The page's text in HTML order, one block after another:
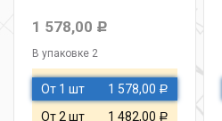
1 578,00 Р
В упаковке 2
От 1 шт 1 578,00 Р
От 2 шт 1 482,00 Р